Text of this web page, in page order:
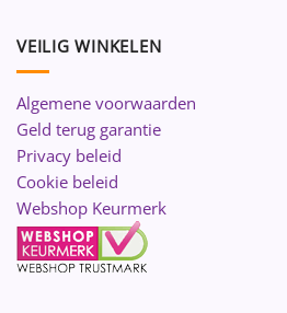
VEILIG WINKELEN
Algemene voorwaarden
Geld terug garantie
Privacy beleid
Cookie beleid
Webshop Keurmerk